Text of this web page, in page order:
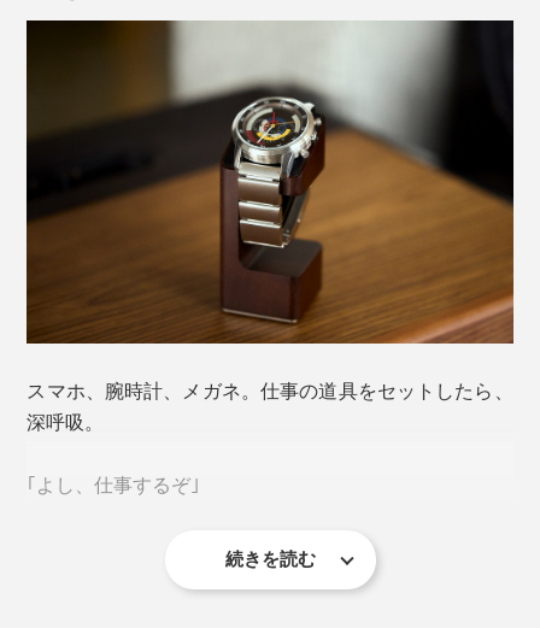
スマホ、腕時計、メガネ。仕事の道具をセットしたら、
深呼吸。
｢よし、仕事するぞ｣
続きを読む